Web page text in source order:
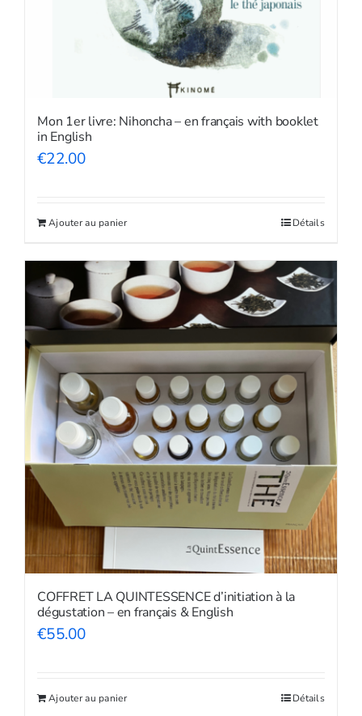
Mon 1er livre: Nihoncha – en français with booklet
in English
€22.00
Ajouter au panier Détails
COFFRET LA QUINTESSENCE d’initiation à la
dégustation – en français & English
€55.00
Ajouter au panier Détails